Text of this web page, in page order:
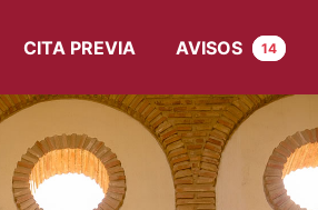
CITA PREVIA AVISOS 14